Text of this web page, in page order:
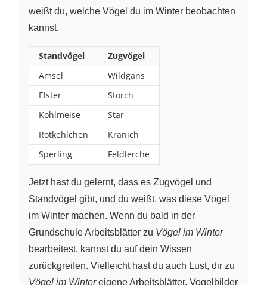
weißt du, welche Vögel du im Winter beobachten
kannst.
Standvögel
Zugvögel
Amsel
Wildgans
Elster
Storch
Kohlmeise
Star
Rotkehlchen
Kranich
Sperling
Feldlerche
Jetzt hast du gelernt, dass es Zugvögel und
Standvögel gibt, und du weißt, was diese Vögel
im Winter machen. Wenn du bald in der
Grundschule Arbeitsblätter zu Vögel im Winter
bearbeitest, kannst du auf dein Wissen
zurückgreifen. Vielleicht hast du auch Lust, dir zu
Vögel im Wintereigene Arbeitsblätter, Vogelbilder